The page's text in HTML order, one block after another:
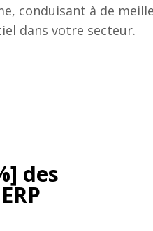
conduisant à de
dans votre secteur.
des